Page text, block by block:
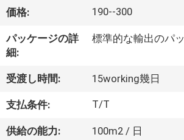
ト
私
達
に
つ
価格: 190--300
パッケージの詳
細:
標準的な輸出のパ
受渡し時間: 15working幾日
支払条件: T/T
供給の能力: 100m2 / 日